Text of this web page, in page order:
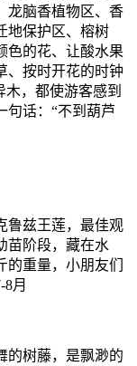
龙脑香植物区、香
地保护区、榕树
色的花、让酸水果
、按时开花的时钟
木，都使游客感到
句话：“不到葫芦
鲁兹王莲，最佳观
苗阶段，藏在水
重量，小朋友们
月
的树藤，是飘渺的